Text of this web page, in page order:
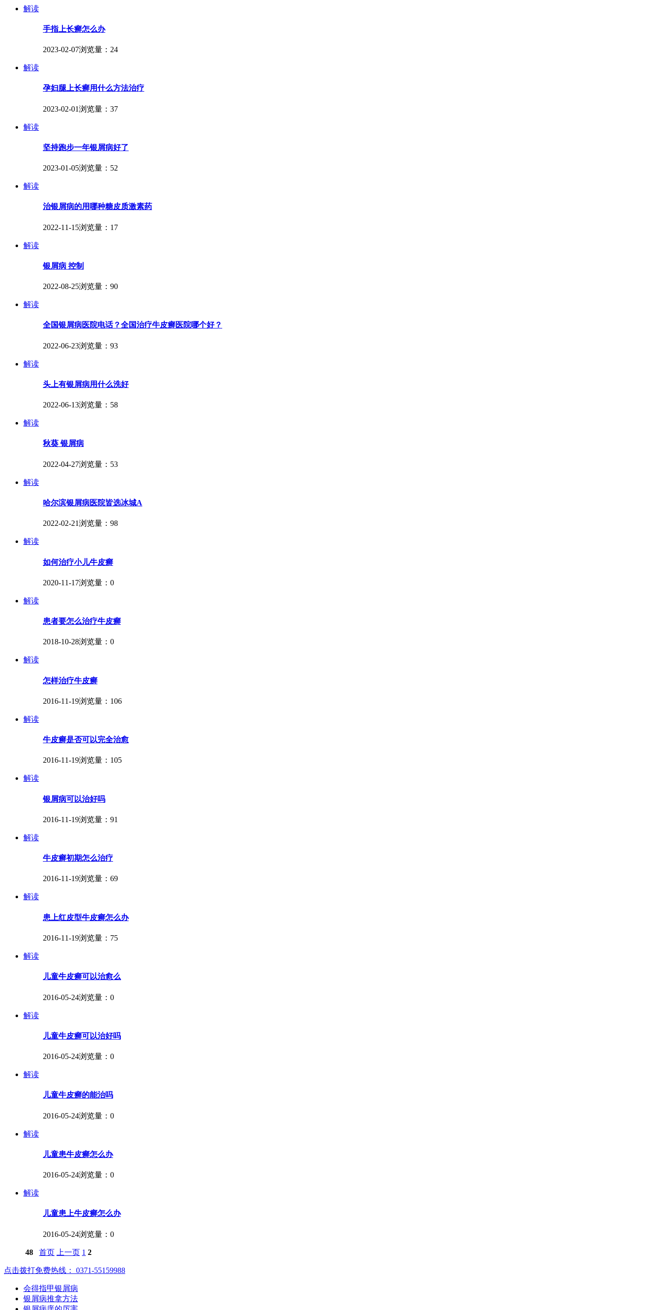
解读
手指上长癣怎么办
2023-02-07浏览量：24
解读
孕妇腿上长癣用什么方法治疗
2023-02-01浏览量：37
解读
坚持跑步一年银屑病好了
2023-01-05浏览量：52
解读
治银屑病的用哪种糖皮质激素药
2022-11-15浏览量：17
解读
银屑病 控制
2022-08-25浏览量：90
解读
全国银屑病医院电话？全国治疗牛皮癣医院哪个好？
2022-06-23浏览量：93
解读
头上有银屑病用什么洗好
2022-06-13浏览量：58
解读
秋葵 银屑病
2022-04-27浏览量：53
解读
哈尔滨银屑病医院皆选冰城A
2022-02-21浏览量：98
解读
如何治疗小儿牛皮癣
2020-11-17浏览量：0
解读
患者要怎么治疗牛皮癣
2018-10-28浏览量：0
解读
怎样治疗牛皮癣
2016-11-19浏览量：106
解读
牛皮癣是否可以完全治愈
2016-11-19浏览量：105
解读
银屑病可以治好吗
2016-11-19浏览量：91
解读
牛皮癣初期怎么治疗
2016-11-19浏览量：69
解读
患上红皮型牛皮癣怎么办
2016-11-19浏览量：75
解读
儿童牛皮癣可以治愈么
2016-05-24浏览量：0
解读
儿童牛皮癣可以治好吗
2016-05-24浏览量：0
解读
儿童牛皮癣的能治吗
2016-05-24浏览量：0
解读
儿童患牛皮癣怎么办
2016-05-24浏览量：0
解读
儿童患上牛皮癣怎么办
2016-05-24浏览量：0
48 首页 上一页 1 2
点击拨打免费热线： 0371-55159988
会得指甲银屑病
银屑病推拿方法